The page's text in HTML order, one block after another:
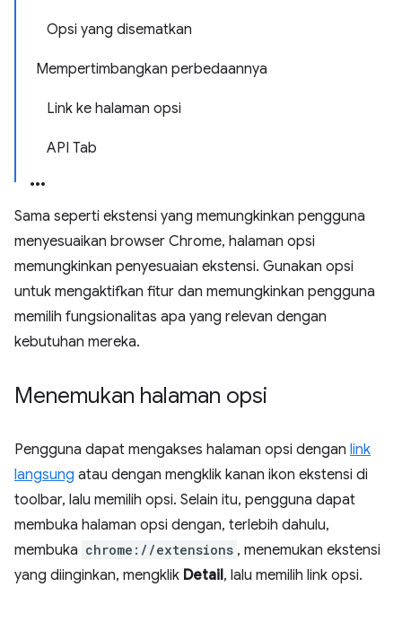
Opsi yang disematkan
Mempertimbangkan perbedaannya
Link ke halaman opsi
API Tab
Sama seperti ekstensi yang memungkinkan pengguna
menyesuaikan browser Chrome, halaman opsi
memungkinkan penyesuaian ekstensi. Gunakan opsi
untuk mengaktifkan fitur dan memungkinkan pengguna
memilih fungsionalitas apa yang relevan dengan
kebutuhan mereka.
Menemukan halaman opsi
Pengguna dapat mengakses halaman opsi dengan link
langsung atau dengan mengklik kanan ikon ekstensi di
toolbar, lalu memilih opsi. Selain itu, pengguna dapat
membuka halaman opsi dengan, terlebih dahulu,
membuka chrome://extensions , menemukan ekstensi
yang diinginkan, mengklik Detail, lalu memilih link opsi.